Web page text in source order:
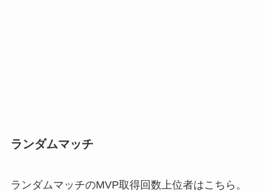
ランダムマッチ
ランダムマッチのMVP取得回数上位者はこちら。